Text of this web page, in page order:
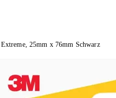
25mm x 76mm Schwarz